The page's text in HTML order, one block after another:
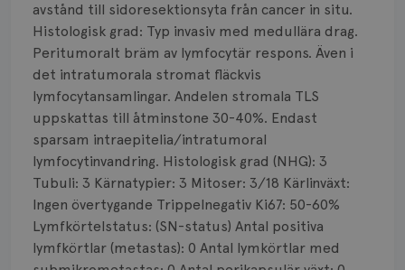
avstånd till sidoresektionsyta från cancer in situ.
Histologisk grad: Typ invasiv med medullära drag.
Peritumoralt bräm av lymfocytär respons. Även i
det intratumorala stromat fläckvis
lymfocytansamlingar. Andelen stromala TLS
uppskattas till åtminstone 30-40%. Endast
sparsam intraepitelia/intratumoral
lymfocytinvandring. Histologisk grad (NHG): 3
Tubuli: 3 Kärnatypier: 3 Mitoser: 3/18 Kärlinväxt:
Ingen övertygande Trippelnegativ Ki67: 50-60%
Lymfkörtelstatus: (SN-status) Antal positiva
lymfkörtlar (metastas): 0 Antal lymkörtlar med
Strålning
Vätska